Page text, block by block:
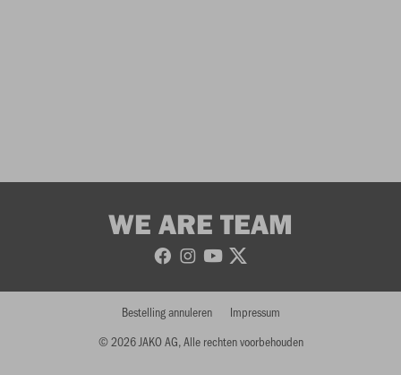
WE ARE TEAM
© 2026 JAKO AG, Alle rechten voorbehouden
Bestelling annuleren Impressum